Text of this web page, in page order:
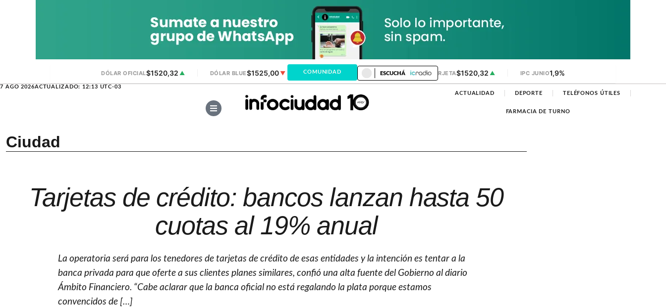
DÓLAR OFICIAL$1520,32 ▲ DÓLAR BLUE$1525,00▼ DÓLAR MEP $1520,32 ▲ DÓLAR TARJETA$1520,32 ▲ IPC JUNIO1,9%
7 AGO 2026ACTUALIZADO: 12:13 UTC-03
COMUNIDAD ESCUCHÁ
ACTUALIDAD DEPORTE TELÉFONOS ÚTILES
FARMACIA DE TURNO
Ciudad
Tarjetas de crédito: bancos lanzan hasta 50
cuotas al 19% anual
La operatoria será para los tenedores de tarjetas de crédito de esas entidades y la intención es tentar a la
banca privada para que oferte a sus clientes planes similares, confió una alta fuente del Gobierno al diario
Ámbito Financiero. “Cabe aclarar que la banca oficial no está regalando la plata porque estamos
convencidos de […]